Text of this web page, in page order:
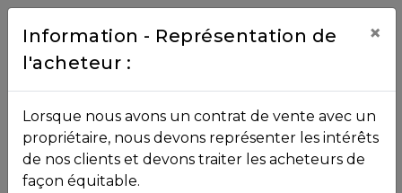
Contact
NOS
PROPRIÉTÉS
Toutes les propriétés
, , ,
Information - Représentation de
l'acheteur :
×
Lorsque nous avons un contrat de vente avec un
propriétaire, nous devons représenter les intérêts
de nos clients et devons traiter les acheteurs de
façon équitable.